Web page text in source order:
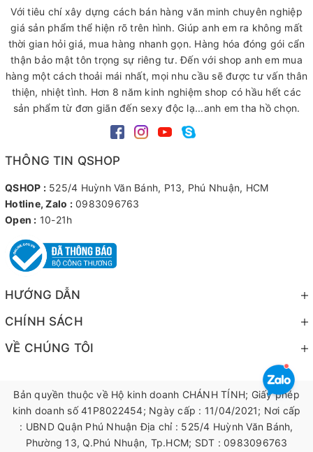
Với tiêu chí xây dựng cách bán hàng văn minh chuyên nghiệp
giá sản phẩm thể hiện rõ trên hình. Giúp anh em ra không mất
thời gian hỏi giá, mua hàng nhanh gọn. Hàng hóa đóng gói cẩn
thận bảo mật tôn trọng sự riêng tư. Đến với shop anh em mua
hàng một cách thoải mái nhất, mọi nhu cầu sẽ được tư vấn thân
thiện, nhiệt tình. Hơn 8 năm kinh nghiệm shop có hầu hết các
sản phẩm từ đơn giãn đến sexy độc lạ...anh em tha hồ chọn.
THÔNG TIN QSHOP
QSHOP : 525/4 Huỳnh Văn Bánh, P13, Phú Nhuận, HCM
Hotline, Zalo : 0983096763
Open : 10-21h
HƯỚNG DẪN
CHÍNH SÁCH
VỀ CHÚNG TÔI
Bản quyền thuộc về Hộ kinh doanh CHÁNH TÍNH; Giấy phép
kinh doanh số 41P8022454; Ngày cấp : 11/04/2021; Nơi cấp
: UBND Quận Phú Nhuận Địa chỉ : 525/4 Huỳnh Văn Bánh,
Phường 13, Q.Phú Nhuận, Tp.HCM; SDT : 0983096763